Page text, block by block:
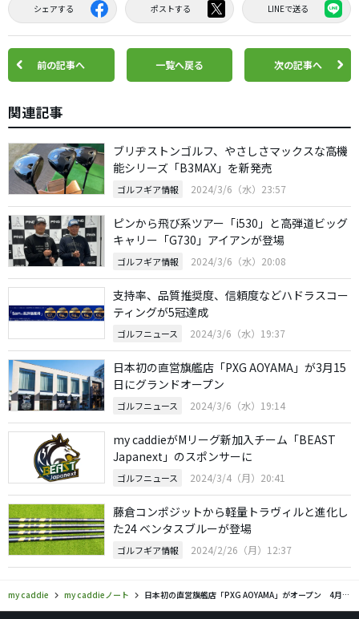
シェアする ポストする LINEで送る
前の記事へ 一覧へ戻る 次の記事へ
関連記事
ブリヂストンゴルフ、やさしさマックスな高機
能シリーズ「B3MAX」を新発売
ゴルフギア情報 2024/3/6（水）23:57
ピンから飛び系ツアー「i530」と高弾道ビッグ
キャリー「G730」アイアンが登場
ゴルフギア情報 2024/3/6（水）20:08
支持率、品質推奨度、信頼度などハドラスコー
ティングが5冠達成
ゴルフニュース 2024/3/6（水）19:37
日本初の直営旗艦店「PXG AOYAMA」が3月15
日にグランドオープン
ゴルフニュース 2024/3/6（水）19:14
my caddieがMリーグ新加入チーム「BEAST
Japanext」のスポンサーに
ゴルフニュース 2024/3/4（月）20:41
藤倉コンポジットから軽量トラヴィルと進化し
た24 ベンタスブルーが登場
ゴルフギア情報 2024/2/26（月）12:37
my caddie my caddieノート 日本初の直営旗艦店「PXG AOYAMA」がオープン 4月末まではフィッティングが無料に